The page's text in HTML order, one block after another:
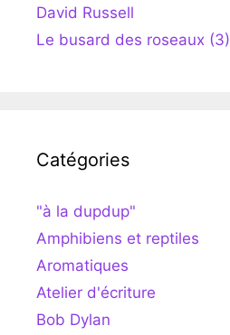
David Russell
Le busard des roseaux (3)
Catégories
"à la dupdup"
Amphibiens et reptiles
Aromatiques
Atelier d'écriture
Bob Dylan